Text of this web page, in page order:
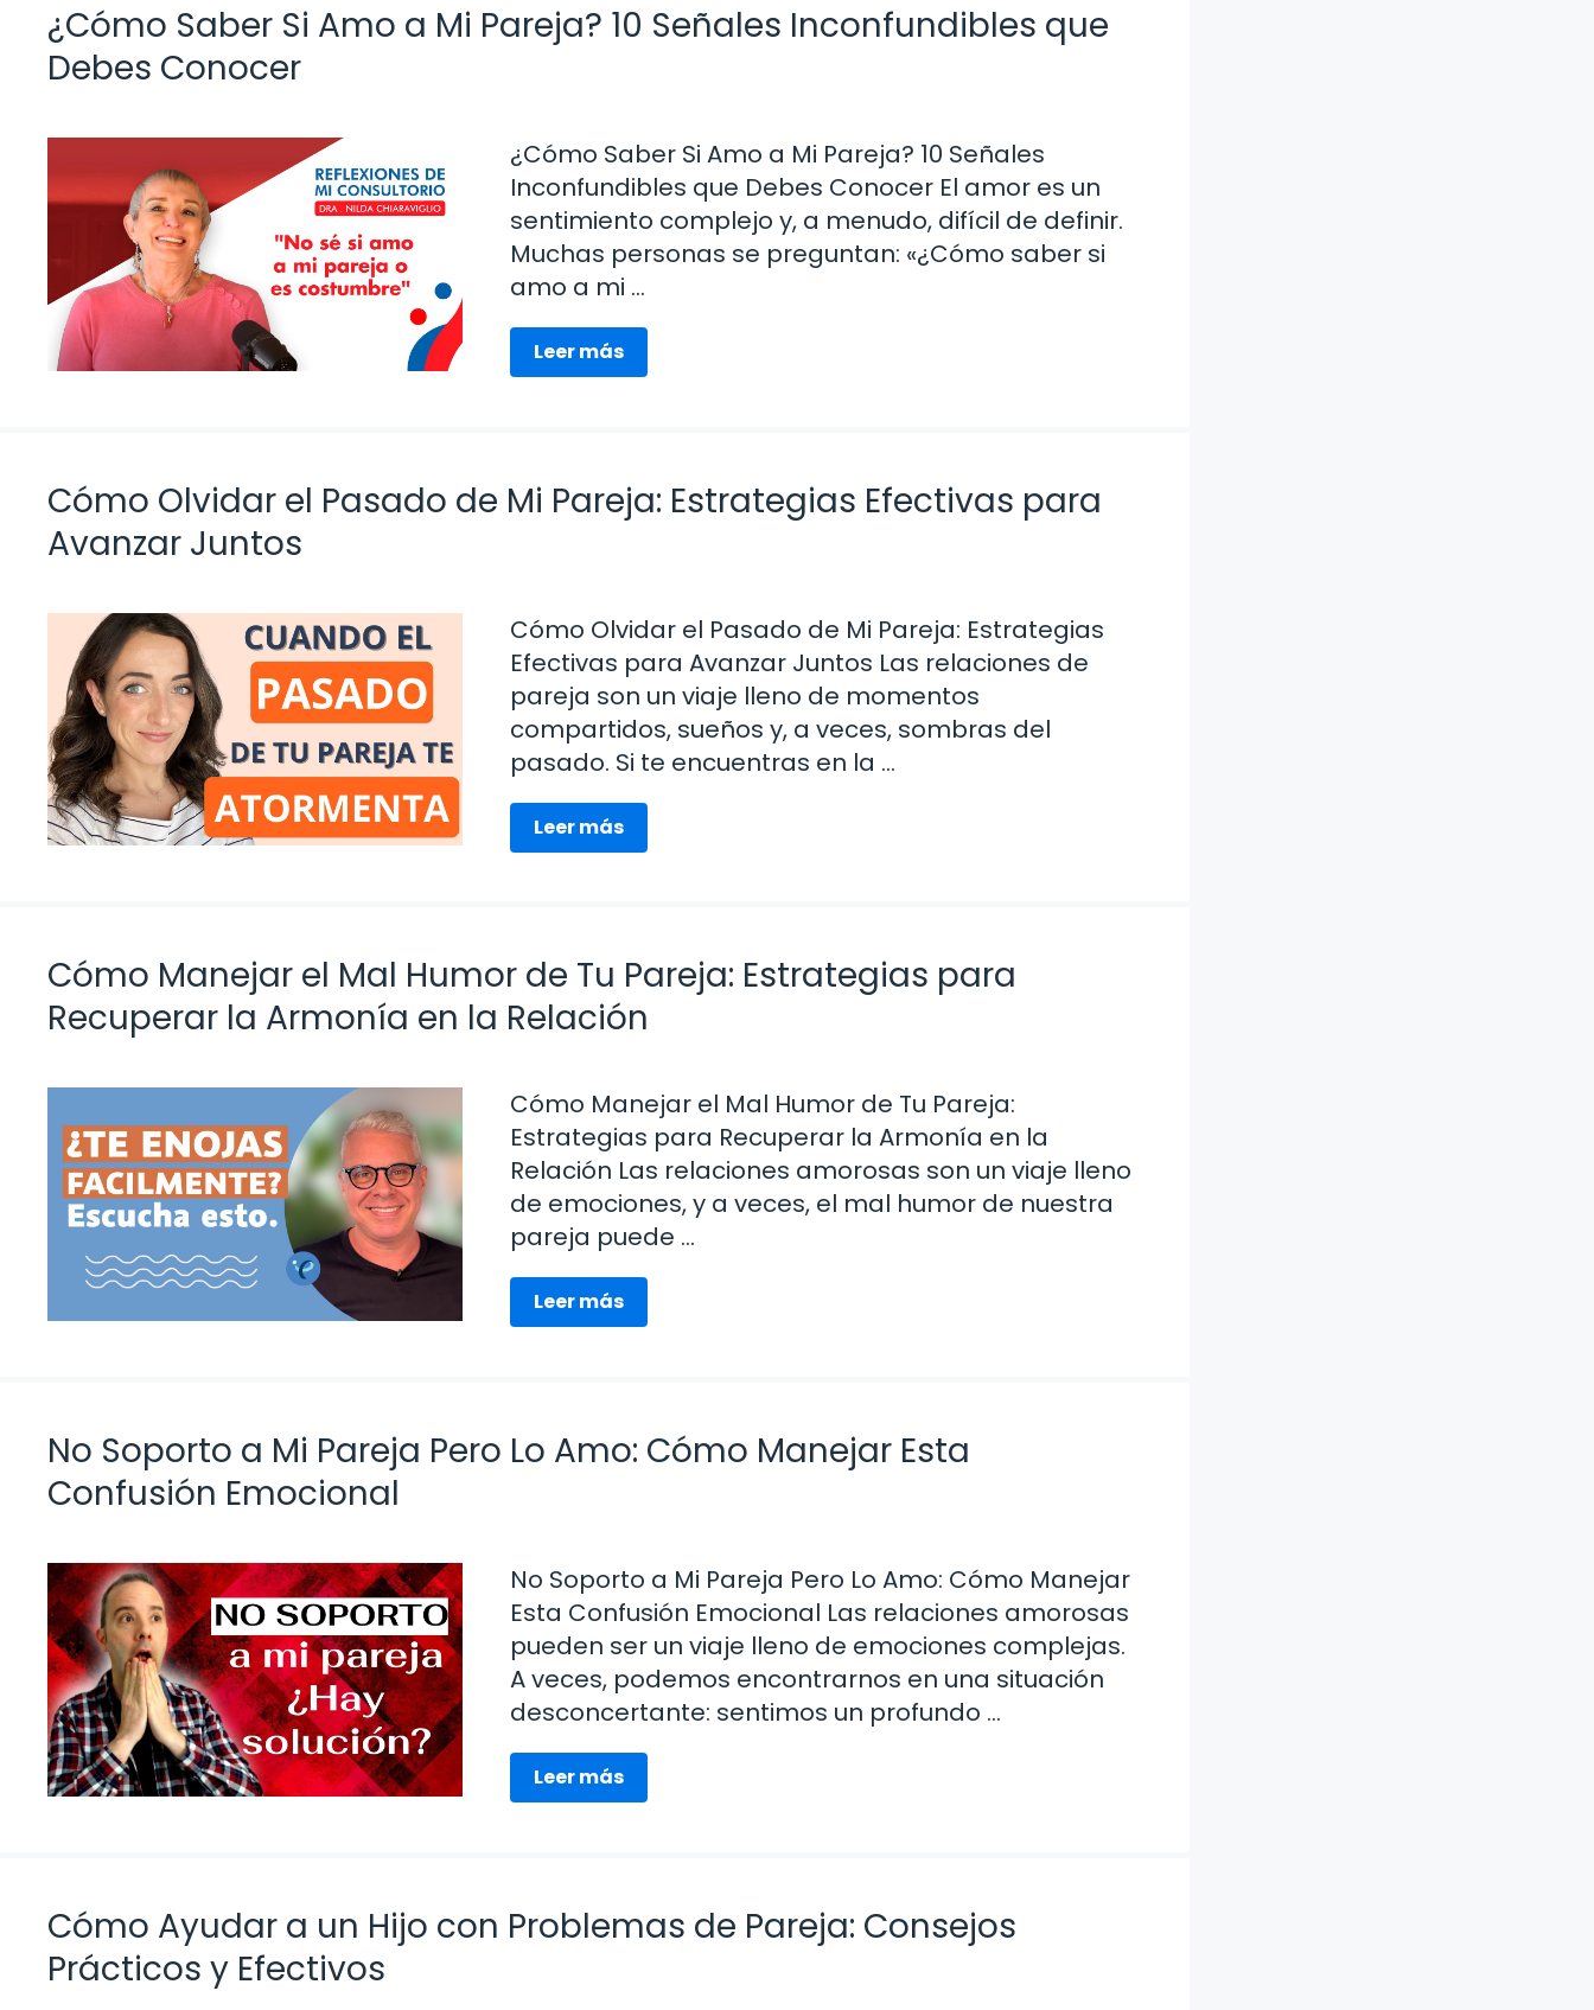
¿Cómo Saber Si Amo a Mi Pareja? 10 Señales Inconfundibles que
Debes Conocer
¿Cómo Saber Si Amo a Mi Pareja? 10 Señales
Inconfundibles que Debes Conocer El amor es un
sentimiento complejo y, a menudo, difícil de definir.
Muchas personas se preguntan: «¿Cómo saber si
amo a mi …
Leer más
Cómo Olvidar el Pasado de Mi Pareja: Estrategias Efectivas para
Avanzar Juntos
Cómo Olvidar el Pasado de Mi Pareja: Estrategias
Efectivas para Avanzar Juntos Las relaciones de
pareja son un viaje lleno de momentos
compartidos, sueños y, a veces, sombras del
pasado. Si te encuentras en la …
Leer más
Cómo Manejar el Mal Humor de Tu Pareja: Estrategias para
Recuperar la Armonía en la Relación
Cómo Manejar el Mal Humor de Tu Pareja:
Estrategias para Recuperar la Armonía en la
Relación Las relaciones amorosas son un viaje lleno
de emociones, y a veces, el mal humor de nuestra
pareja puede …
Leer más
No Soporto a Mi Pareja Pero Lo Amo: Cómo Manejar Esta
Confusión Emocional
No Soporto a Mi Pareja Pero Lo Amo: Cómo Manejar
Esta Confusión Emocional Las relaciones amorosas
pueden ser un viaje lleno de emociones complejas.
A veces, podemos encontrarnos en una situación
desconcertante: sentimos un profundo …
Leer más
Cómo Ayudar a un Hijo con Problemas de Pareja: Consejos
Prácticos y Efectivos